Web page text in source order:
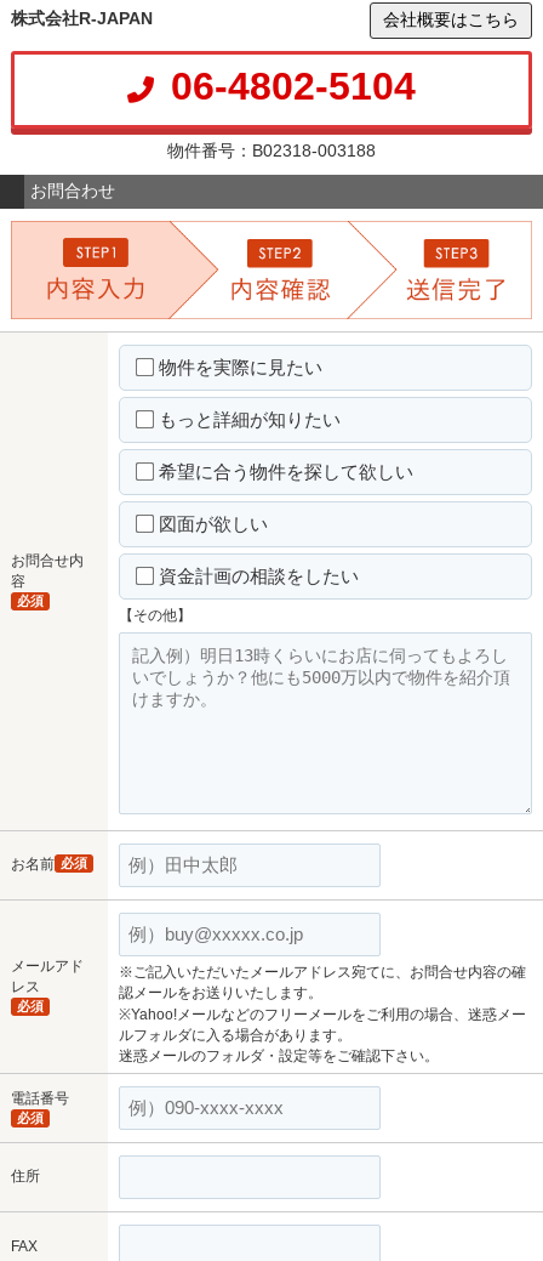
株式会社R-JAPAN 会社概要はこちら
06-4802-5104
物件番号：B02318-003188
お問合わせ
お問合せ内
容
必須
物件を実際に見たい
もっと詳細が知りたい
希望に合う物件を探して欲しい
図面が欲しい
資金計画の相談をしたい
【その他】
お名前 必須
メールアド
レス
必須
※ご記入いただいたメールアドレス宛てに、お問合せ内容の確
認メールをお送りいたします。
※Yahoo!メールなどのフリーメールをご利用の場合、迷惑メー
ルフォルダに入る場合があります。
迷惑メールのフォルダ・設定等をご確認下さい。
電話番号
必須
住所
FAX